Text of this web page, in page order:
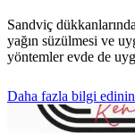
Sandviç
yağın süzülmesi ve
yöntemler evde de
Daha fazla bilgi edinin